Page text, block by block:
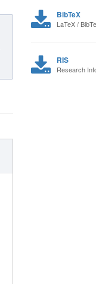
BibTeX
LaTeX /
RIS
Research